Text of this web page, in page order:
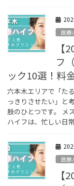
医療
【
フ
ック10選！料
六本木エリアで「た
っきりさせたい」と
肢のひとつです。 メ
ハイフは、忙しい日
医療
【